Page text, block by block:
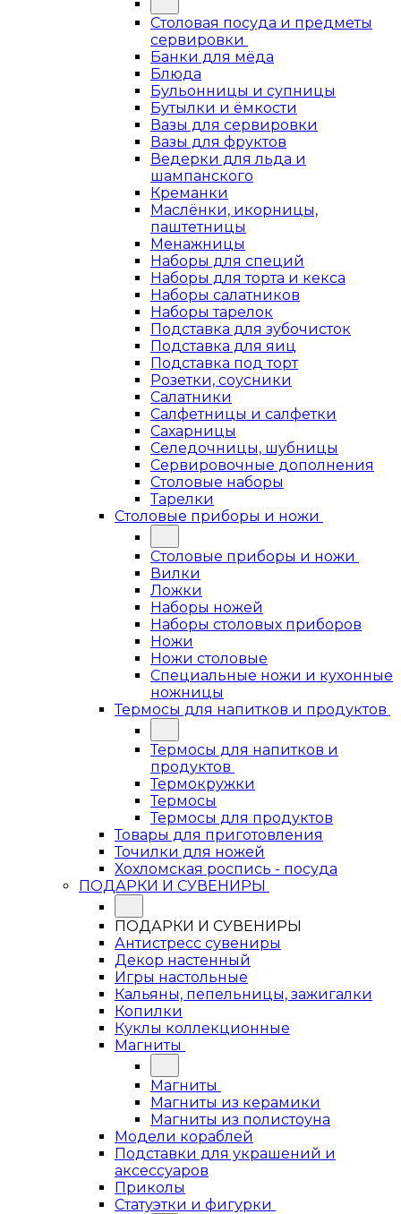
Столовая посуда и предметы
сервировки
Банки для мёда
Блюда
Бульонницы и супницы
Бутылки и ёмкости
Вазы для сервировки
Вазы для фруктов
Ведерки для льда и
шампанского
Креманки
Маслёнки, икорницы,
паштетницы
Менажницы
Наборы для специй
Наборы для торта и кекса
Наборы салатников
Наборы тарелок
Подставка для зубочисток
Подставка для яиц
Подставка под торт
Розетки, соусники
Салатники
Салфетницы и салфетки
Сахарницы
Селедочницы, шубницы
Сервировочные дополнения
Столовые наборы
Тарелки
Столовые приборы и ножи
Столовые приборы и ножи
Вилки
Ложки
Наборы ножей
Наборы столовых приборов
Ножи
Ножи столовые
Специальные ножи и кухонные
ножницы
Термосы для напитков и продуктов
Термосы для напитков и
продуктов
Термокружки
Термосы
Термосы для продуктов
Товары для приготовления
Точилки для ножей
Хохломская роспись - посуда
ПОДАРКИ И СУВЕНИРЫ
ПОДАРКИ И СУВЕНИРЫ
Антистресс сувениры
Декор настенный
Игры настольные
Кальяны, пепельницы, зажигалки
Копилки
Куклы коллекционные
Магниты
Магниты
Магниты из керамики
Магниты из полистоуна
Модели кораблей
Подставки для украшений и
аксессуаров
Приколы
Статуэтки и фигурки